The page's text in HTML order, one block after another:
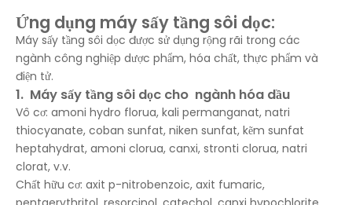
Ứng dụng máy sấy tầng sôi dọc:
Máy sấy tầng sôi dọc được sử dụng rộng rãi trong các
ngành công nghiệp dược phẩm, hóa chất, thực phẩm và
điện tử.
1. Máy sấy tầng sôi dọc cho ngành hóa dầu
Vô cơ: amoni hydro florua, kali permanganat, natri
thiocyanate, coban sunfat, niken sunfat, kẽm sunfat
heptahydrat, amoni clorua, canxi, stronti clorua, natri
clorat, v.v.
Chất hữu cơ: axit p-nitrobenzoic, axit fumaric,